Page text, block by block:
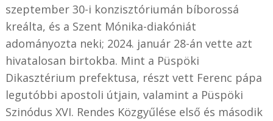
szeptember 30-i konzisztóriumán bíborossá
kreálta, és a Szent Mónika-diakóniát
adományozta neki; 2024. január 28-án vette azt
hivatalosan birtokba. Mint a Püspöki
Dikasztérium prefektusa, részt vett Ferenc pápa
legutóbbi apostoli útjain, valamint a Püspöki
Szinódus XVI. Rendes Közgyűlése első és második